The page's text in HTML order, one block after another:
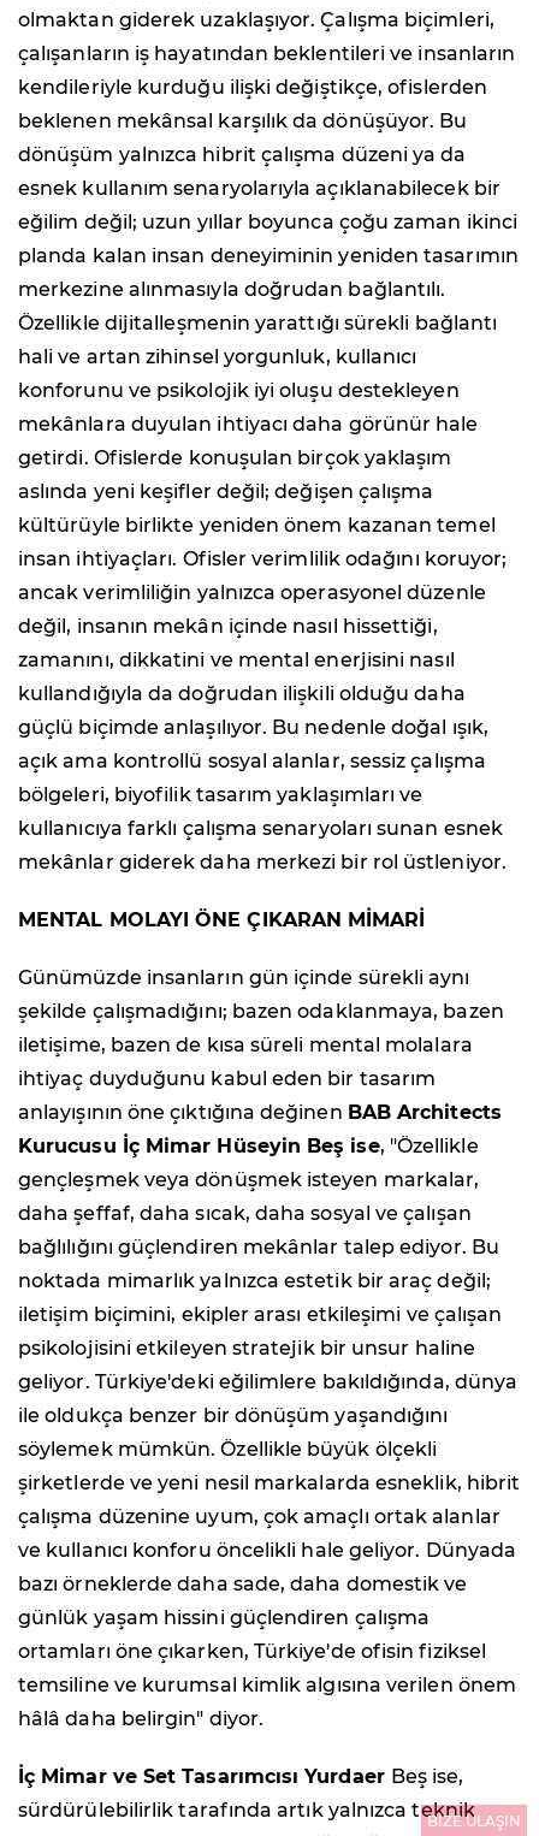
olmaktan giderek uzaklaşıyor. Çalışma biçimleri,
çalışanların iş hayatından beklentileri ve insanların
kendileriyle kurduğu ilişki değiştikçe, ofislerden
beklenen mekânsal karşılık da dönüşüyor. Bu
dönüşüm yalnızca hibrit çalışma düzeni ya da
esnek kullanım senaryolarıyla açıklanabilecek bir
eğilim değil; uzun yıllar boyunca çoğu zaman ikinci
planda kalan insan deneyiminin yeniden tasarımın
merkezine alınmasıyla doğrudan bağlantılı.
Özellikle dijitalleşmenin yarattığı sürekli bağlantı
hali ve artan zihinsel yorgunluk, kullanıcı
konforunu ve psikolojik iyi oluşu destekleyen
mekânlara duyulan ihtiyacı daha görünür hale
getirdi. Ofislerde konuşulan birçok yaklaşım
aslında yeni keşifler değil; değişen çalışma
kültürüyle birlikte yeniden önem kazanan temel
insan ihtiyaçları. Ofisler verimlilik odağını koruyor;
ancak verimliliğin yalnızca operasyonel düzenle
değil, insanın mekân içinde nasıl hissettiği,
zamanını, dikkatini ve mental enerjisini nasıl
kullandığıyla da doğrudan ilişkili olduğu daha
güçlü biçimde anlaşılıyor. Bu nedenle doğal ışık,
açık ama kontrollü sosyal alanlar, sessiz çalışma
bölgeleri, biyofilik tasarım yaklaşımları ve
kullanıcıya farklı çalışma senaryoları sunan esnek
mekânlar giderek daha merkezi bir rol üstleniyor.
MENTAL MOLAYI ÖNE ÇIKARAN MİMARİ
Günümüzde insanların gün içinde sürekli aynı
şekilde çalışmadığını; bazen odaklanmaya, bazen
iletişime, bazen de kısa süreli mental molalara
ihtiyaç duyduğunu kabul eden bir tasarım
anlayışının öne çıktığına değinen BAB Architects
Kurucusu İç Mimar Hüseyin Beş ise, "Özellikle
gençleşmek veya dönüşmek isteyen markalar,
daha şeffaf, daha sıcak, daha sosyal ve çalışan
bağlılığını güçlendiren mekânlar talep ediyor. Bu
noktada mimarlık yalnızca estetik bir araç değil;
iletişim biçimini, ekipler arası etkileşimi ve çalışan
psikolojisini etkileyen stratejik bir unsur haline
geliyor. Türkiye'deki eğilimlere bakıldığında, dünya
ile oldukça benzer bir dönüşüm yaşandığını
söylemek mümkün. Özellikle büyük ölçekli
şirketlerde ve yeni nesil markalarda esneklik, hibrit
çalışma düzenine uyum, çok amaçlı ortak alanlar
ve kullanıcı konforu öncelikli hale geliyor. Dünyada
bazı örneklerde daha sade, daha domestik ve
günlük yaşam hissini güçlendiren çalışma
ortamları öne çıkarken, Türkiye'de ofisin fiziksel
temsiline ve kurumsal kimlik algısına verilen önem
hâlâ daha belirgin" diyor.
İç Mimar ve Set Tasarımcısı Yurdaer Beş ise,
sürdürülebilirlik tarafında artık yalnızca teknikBİZE ULAŞIN